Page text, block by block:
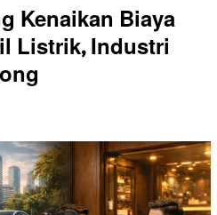
Kenaikan Biaya
Listrik, Industri